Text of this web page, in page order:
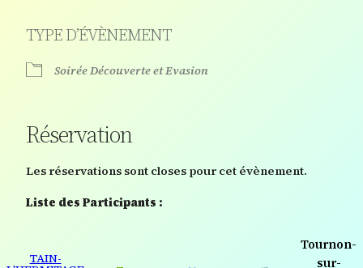
TYPE D’ÉVÈNEMENT
Soirée Découverte et Evasion
Réservation
Les réservations sont closes pour cet évènement.
Liste des Participants :
TAIN-
Tournon-
sur-